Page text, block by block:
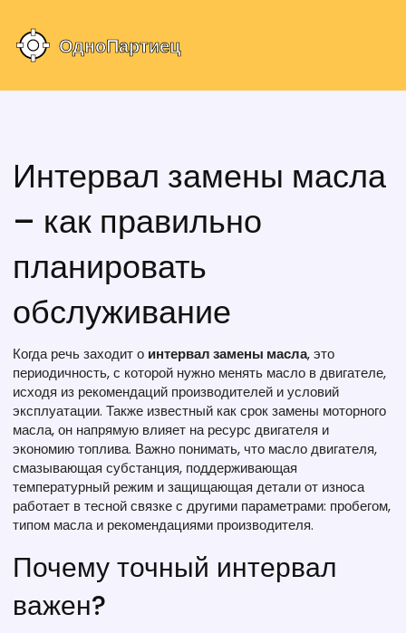
Интервал замены масла
– как правильно
планировать
обслуживание
Когда речь заходит о интервал замены масла,это
периодичность, с которой нужно менять масло в двигателе,
исходя из рекомендаций производителей и условий
эксплуатации. Также известный каксрок замены моторного
масла, он напрямую влияет на ресурс двигателя и
экономию топлива. Важно понимать, что масло двигателя,
смазывающая субстанция, поддерживающая
температурный режим и защищающая детали от износа
работает в тесной связке с другими параметрами: пробегом,
типом масла и рекомендациями производителя.
Почему точный интервал
важен?